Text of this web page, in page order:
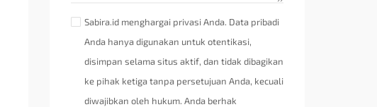
Sabira.id menghargai privasi Anda. Data pribadi
Anda hanya digunakan untuk otentikasi,
disimpan selama situs aktif, dan tidak dibagikan
ke pihak ketiga tanpa persetujuan Anda, kecuali
diwajibkan oleh hukum. Anda berhak